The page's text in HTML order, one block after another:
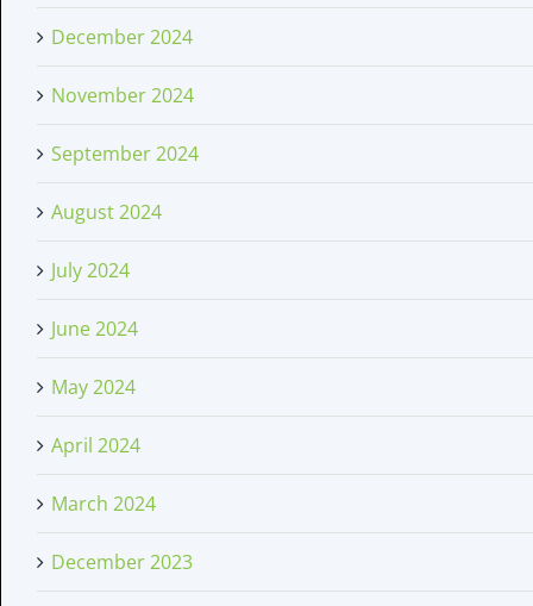
December 2024
November 2024
September 2024
August 2024
July 2024
June 2024
May 2024
April 2024
March 2024
December 2023